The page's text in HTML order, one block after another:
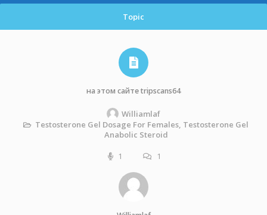
Topic
на этом сайте tripscans64
Williamlaf
Testosterone Gel Dosage For Females, Testosterone Gel
Anabolic Steroid
1
1